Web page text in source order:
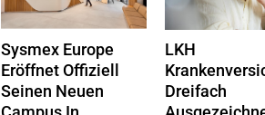
Sysmex Europe
Eröffnet Offiziell
Seinen Neuen
LKH
Dreifach